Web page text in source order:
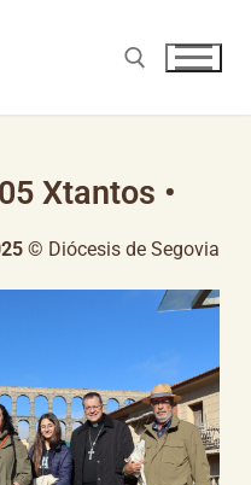
Xtantos •
© Diócesis de Segovia